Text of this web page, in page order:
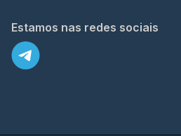
Estamos nas redes sociais